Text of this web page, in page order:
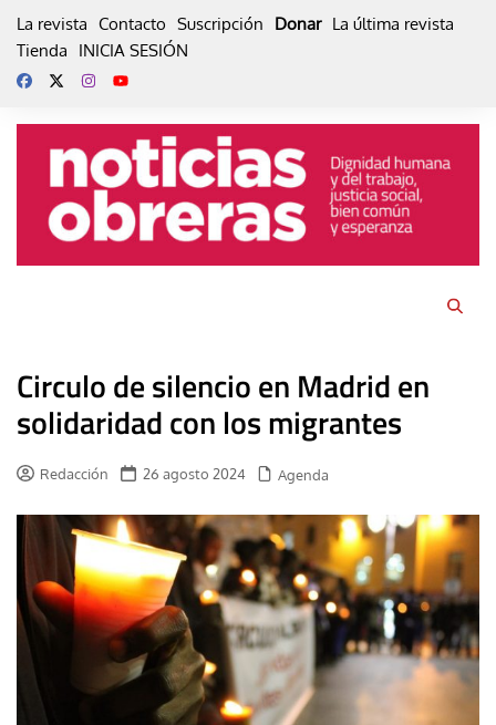
La revista Contacto Suscripción Donar La última revista
Tienda
INICIA SESIÓN
Circulo de silencio en Madrid en
solidaridad con los migrantes
Redacción 26 agosto 2024 Agenda